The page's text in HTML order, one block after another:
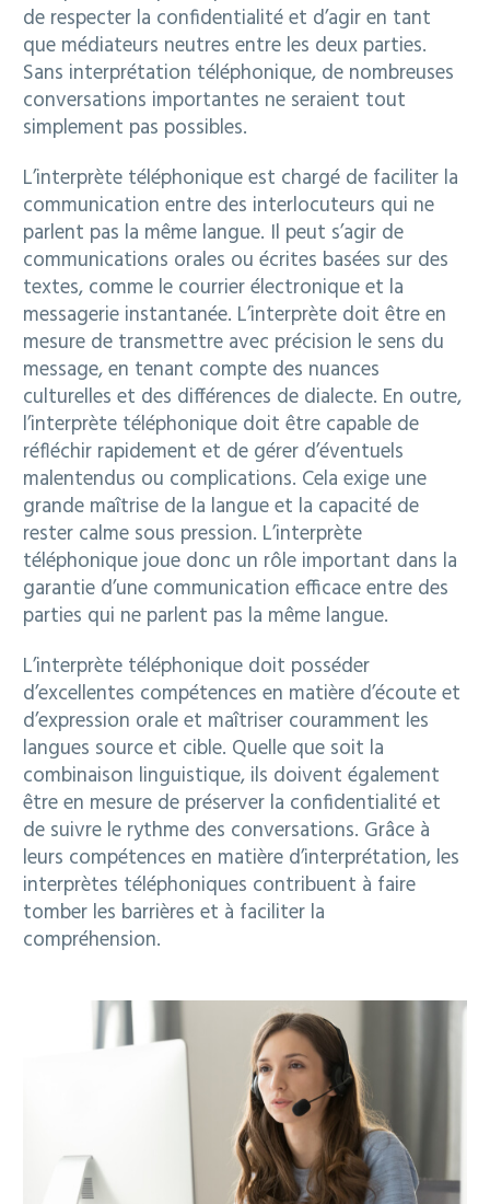
de respecter la confidentialité et d’agir en tant
que médiateurs neutres entre les deux parties.
Sans interprétation téléphonique, de nombreuses
conversations importantes ne seraient tout
simplement pas possibles.
L’interprète téléphonique est chargé de faciliter la
communication entre des interlocuteurs qui ne
parlent pas la même langue. Il peut s’agir de
communications orales ou écrites basées sur des
textes, comme le courrier électronique et la
messagerie instantanée. L’interprète doit être en
mesure de transmettre avec précision le sens du
message, en tenant compte des nuances
culturelles et des différences de dialecte. En outre,
l’interprète téléphonique doit être capable de
réfléchir rapidement et de gérer d’éventuels
malentendus ou complications. Cela exige une
grande maîtrise de la langue et la capacité de
rester calme sous pression. L’interprète
téléphonique joue donc un rôle important dans la
garantie d’une communication efficace entre des
parties qui ne parlent pas la même langue.
L’interprète téléphonique doit posséder
d’excellentes compétences en matière d’écoute et
d’expression orale et maîtriser couramment les
langues source et cible. Quelle que soit la
combinaison linguistique, ils doivent également
être en mesure de préserver la confidentialité et
de suivre le rythme des conversations. Grâce à
leurs compétences en matière d’interprétation, les
interprètes téléphoniques contribuent à faire
tomber les barrières et à faciliter la
compréhension.